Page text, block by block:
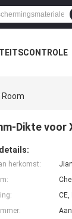
Dikte voor
herkomst:
CE,